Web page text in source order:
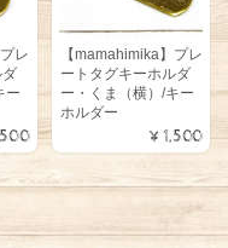
レ
ダ
ー
【mamahimika】プレ
ートタグキーホルダ
ー・くま（横）/キー
ホルダー
¥1,500